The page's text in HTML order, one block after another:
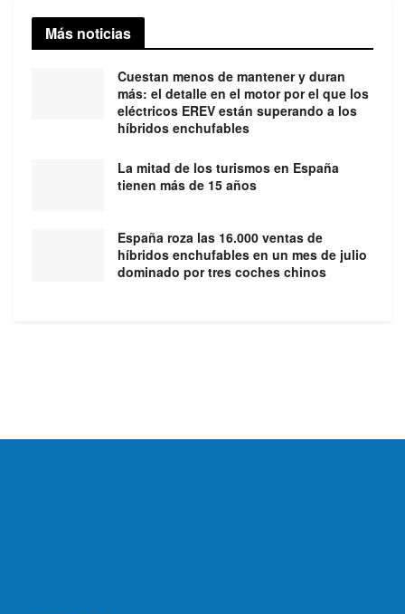
Más noticias
Cuestan menos de mantener y duran
más: el detalle en el motor por el que los
eléctricos EREV están superando a los
híbridos enchufables
La mitad de los turismos en España
tienen más de 15 años
España roza las 16.000 ventas de
híbridos enchufables en un mes de julio
dominado por tres coches chinos